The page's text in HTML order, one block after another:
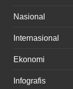
Nasional
Internasional
Ekonomi
Infografis